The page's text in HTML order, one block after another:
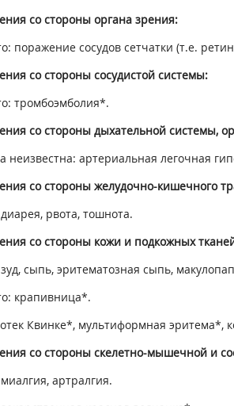
со стороны органа зрения:
поражение сосудов сетчатки (т.е.
со стороны сосудистой системы:
тромбоэмболия*.
со стороны дыхательной системы,
неизвестна: артериальная легочная
со стороны желудочно-кишечного
рвота, тошнота.
со стороны кожи и подкожных
сыпь, эритематозная сыпь,
крапивница*.
отек Квинке*, мультиформная
со стороны скелетно-мышечной и
артралгия.